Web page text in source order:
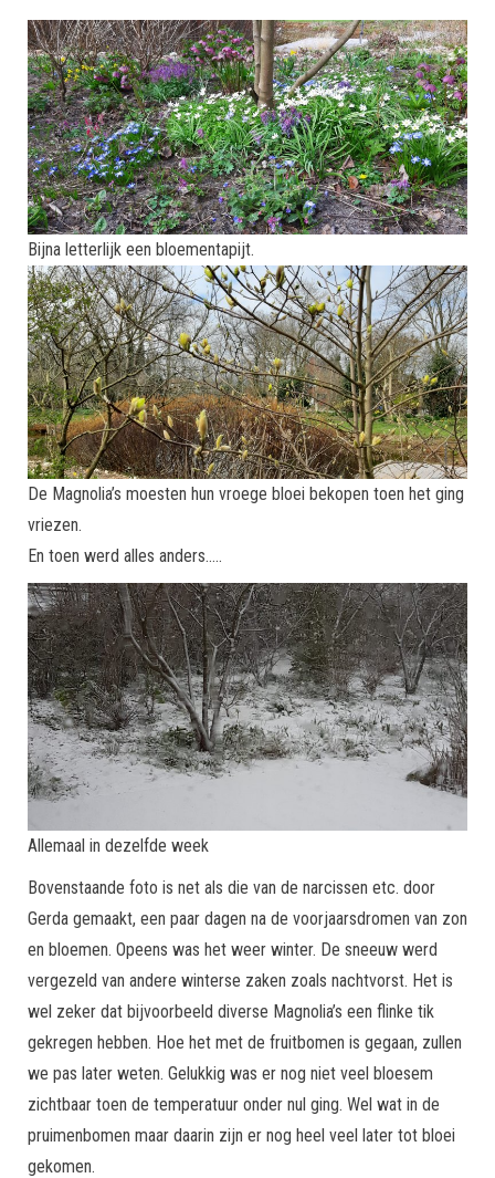
Bijna letterlijk een bloementapijt.
De Magnolia’s moesten hun vroege bloei bekopen toen het ging
vriezen.
En toen werd alles anders…..
Allemaal in dezelfde week
Bovenstaande foto is net als die van de narcissen etc. door
Gerda gemaakt, een paar dagen na de voorjaarsdromen van zon
en bloemen. Opeens was het weer winter. De sneeuw werd
vergezeld van andere winterse zaken zoals nachtvorst. Het is
wel zeker dat bijvoorbeeld diverse Magnolia’s een flinke tik
gekregen hebben. Hoe het met de fruitbomen is gegaan, zullen
we pas later weten. Gelukkig was er nog niet veel bloesem
zichtbaar toen de temperatuur onder nul ging. Wel wat in de
pruimenbomen maar daarin zijn er nog heel veel later tot bloei
gekomen.